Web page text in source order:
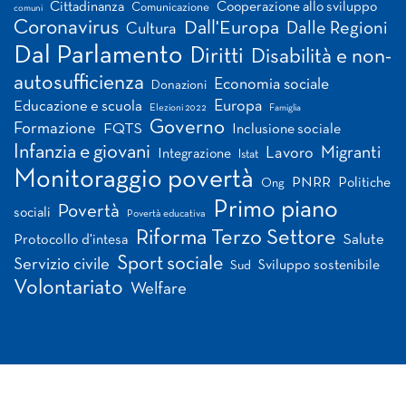
comuni Cittadinanza Comunicazione Cooperazione allo sviluppo
Coronavirus Cultura Dall'Europa Dalle Regioni
Dal Parlamento Diritti Disabilità e non-
autosufficienza
Donazioni Economia sociale
Educazione e scuola Elezioni 2022 Europa Famiglia
Formazione FQTS Governo Inclusione sociale
Infanzia e giovani Integrazione Istat Lavoro Migranti
Monitoraggio povertà Ong PNRR Politiche
sociali Povertà Povertà educativa Primo piano
Protocollo d'intesa Riforma Terzo Settore Salute
Servizio civile Sport sociale Sud Sviluppo sostenibile
Volontariato Welfare